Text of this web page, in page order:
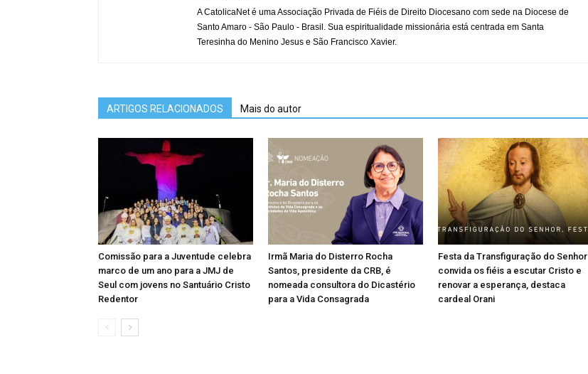
A CatolicaNet é uma Associação Privada de Fiéis de Direito Diocesano com sede na Diocese de
Santo Amaro - São Paulo - Brasil. Sua espiritualidade missionária está centrada em Santa
Teresinha do Menino Jesus e São Francisco Xavier.
ARTIGOS RELACIONADOS Mais do autor
Comissão para a Juventude celebra
marco de um ano para a JMJ de
Seul com jovens no Santuário Cristo
Redentor
Irmã Maria do Disterro Rocha
Santos, presidente da CRB, é
nomeada consultora do Dicastério
para a Vida Consagrada
Festa da Transfiguração do Senhor
convida os fiéis a escutar Cristo e
renovar a esperança, destaca
cardeal Orani